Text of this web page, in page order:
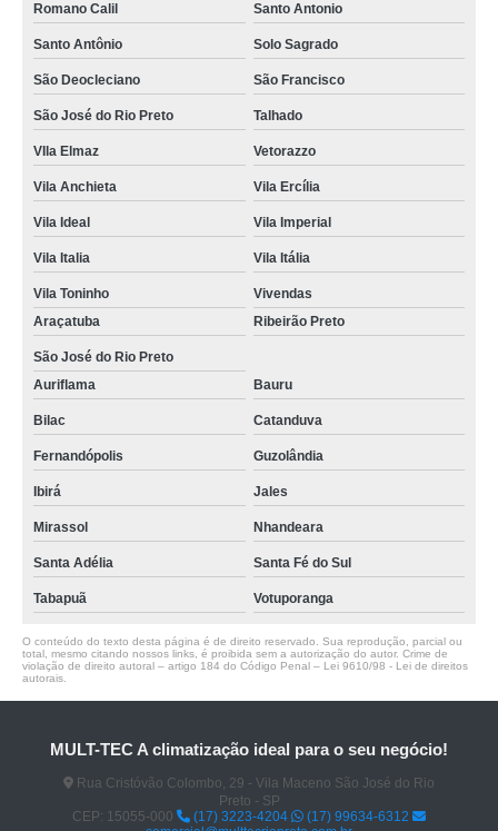
Romano Calil Santo Antonio
Santo Antônio Solo Sagrado
São Deocleciano São Francisco
São José do Rio Preto Talhado
VIla Elmaz Vetorazzo
Vila Anchieta Vila Ercília
Vila Ideal Vila Imperial
Vila Italia Vila Itália
Vila Toninho
Vivendas
Araçatuba
Ribeirão Preto
São José do Rio Preto
Auriflama
Bauru
Bilac Catanduva
Fernandópolis Guzolândia
Ibirá Jales
Mirassol Nhandeara
Santa Adélia Santa Fé do Sul
Tabapuã Votuporanga
O conteúdo do texto desta página é de direito reservado. Sua reprodução, parcial ou
total, mesmo citando nossos links, é proibida sem a autorização do autor. Crime de
violação de direito autoral – artigo 184 do Código Penal – Lei 9610/98 - Lei de direitos
autorais
MULT-TEC A climatização ideal para o seu negócio!
Rua Cristóvão Colombo, 29 - Vila Maceno São José do Rio
Preto - SP
CEP: 15055-000
(17) 3223-4204
(17) 99634-6312